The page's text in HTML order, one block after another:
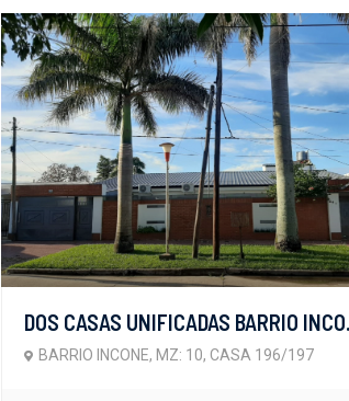
BARRIO INCONE, MZ: 10, CASA 196/197